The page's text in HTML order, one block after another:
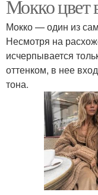
Мокко цвет
Мокко — один из
Несмотря на
исчерпывается
оттенком, в нее
тона.